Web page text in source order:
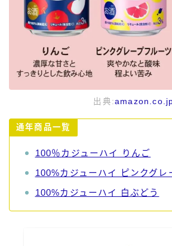
出典:
通年商品一覧
100％カジューハイ りんご
100%カジューハイ ピンクグレ
100%カジューハイ 白ぶどう